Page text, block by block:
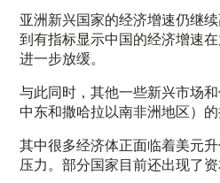
亚洲新兴国家的经济增速仍继
到有指标显示中国的经济增速
进一步放缓。
与此同时，其他一些新兴市场
中东和撒哈拉以南非洲地区）的
其中很多经济体正面临着美元
压力。部分国家目前还出现了